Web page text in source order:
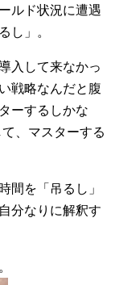
ルド状況に遭遇
し」。
入して来なかっ
戦略なんだと腹
ーするしかな
、マスターする
間を「吊るし」
分なりに解釈す